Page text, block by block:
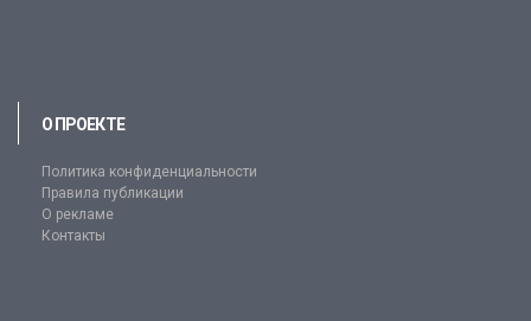
О ПРОЕКТЕ
Политика конфиденциальности
Правила публикации
О рекламе
Контакты